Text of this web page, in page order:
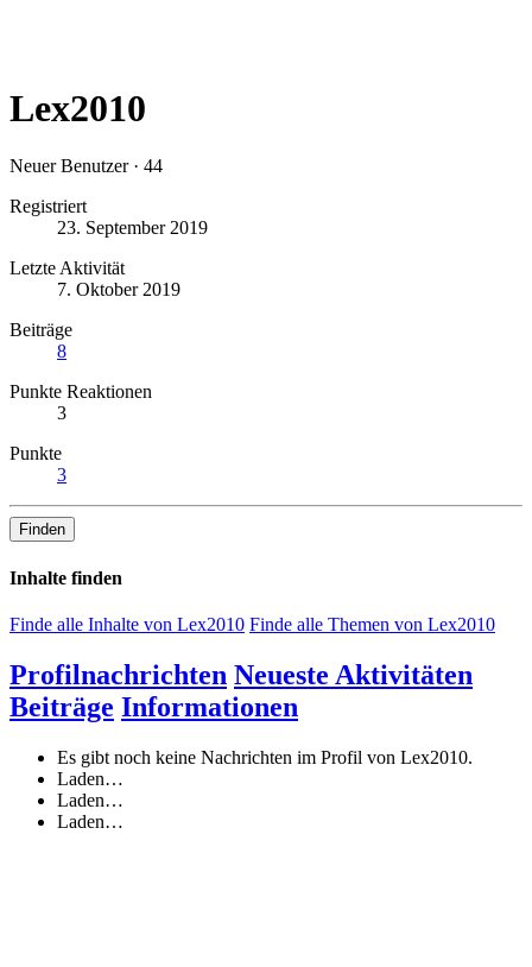
Lex2010
Neuer Benutzer · 44
Registriert
23. September 2019
Letzte Aktivität
7. Oktober 2019
Beiträge
8
Punkte Reaktionen
3
Punkte
3
Finden
Inhalte finden
Finde alle Inhalte von Lex2010 Finde alle Themen von Lex2010
Profilnachrichten Neueste Aktivitäten
Beiträge Informationen
Es gibt noch keine Nachrichten im Profil von Lex2010.
Laden…
Laden…
Laden…